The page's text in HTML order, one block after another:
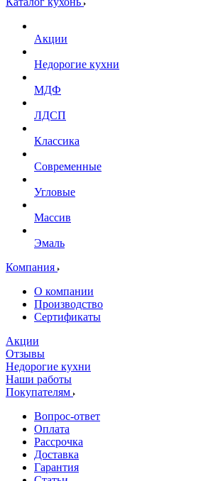
Акции
Недорогие кухни
МДФ
ЛДСП
Классика
Современные
Угловые
Массив
Эмаль
Компания
О компании
Производство
Сертификаты
Акции
Отзывы
Недорогие кухни
Наши работы
Покупателям
Вопрос-ответ
Оплата
Рассрочка
Доставка
Гарантия